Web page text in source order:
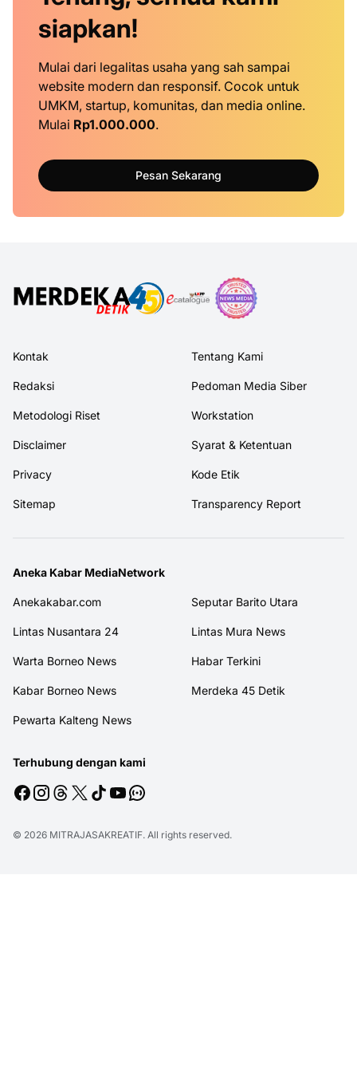
siapkan!
Mulai dari legalitas usaha yang sah sampai
website modern dan responsif. Cocok untuk
UMKM, startup, komunitas, dan media online.
Mulai Rp1.000.000.
Pesan Sekarang
Kontak Tentang Kami
Redaksi Pedoman Media Siber
Metodologi Riset Workstation
Disclaimer Syarat & Ketentuan
Privacy Kode Etik
Sitemap Transparency Report
Aneka Kabar MediaNetwork
Anekakabar.com Seputar Barito Utara
Lintas Nusantara 24 Lintas Mura News
Warta Borneo News Habar Terkini
Kabar Borneo News Merdeka 45 Detik
Pewarta Kalteng News
Terhubung dengan kami
© 2026 MITRAJASAKREATIF. All rights reserved.